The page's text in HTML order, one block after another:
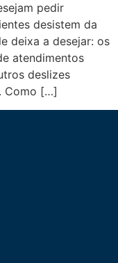
pedir
desistem da
deixa a desejar: os
atendimentos
deslizes
Como […]